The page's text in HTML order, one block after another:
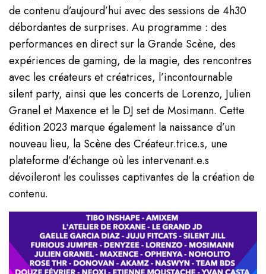
de contenu d’aujourd’hui avec des sessions de 4h30
débordantes de surprises. Au programme : des
performances en direct sur la Grande Scène, des
expériences de gaming, de la magie, des rencontres
avec les créateurs et créatrices, l’incontournable
silent party, ainsi que les concerts de Lorenzo, Julien
Granel et Maxence et le DJ set de Mosimann. Cette
édition 2023 marque également la naissance d’un
nouveau lieu, la Scène des Créateur.trice.s, une
plateforme d’échange où les intervenant.e.s
dévoileront les coulisses captivantes de la création de
contenu.